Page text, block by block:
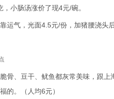
小肠汤涨价了现4元/碗。
运气，光面4.5元/份，加猪腰浇头
骨、豆干、鱿鱼都灰常美味，跟
的。（人均6元）